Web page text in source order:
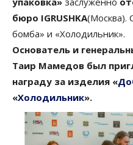
бюро IGRUSHKA(Москва).
бомба» и «Холодильник».
Основатель и
Таир Мамедов был
награду за изделия «
«Холодильник».